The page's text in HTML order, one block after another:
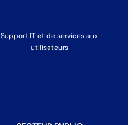
Support IT et de services aux
utilisateurs